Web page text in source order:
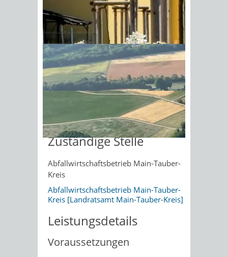
Sonnenschein am Morgen im
Ahornwald
Onlineantrag und
Formulare
Sperrmüll anmelden - Online-
Formular
Abfall trennen - Faltblatt in
mehreren Sprachen
Sperrmüll auf Abruf - Hinweisblatt
zum Datenschutz
Zuständige Stelle
Abfallwirtschaftsbetrieb Main-Tauber-
Kreis
Abfallwirtschaftsbetrieb Main-Tauber-
Kreis [Landratsamt Main-Tauber-Kreis]
Leistungsdetails
Voraussetzungen